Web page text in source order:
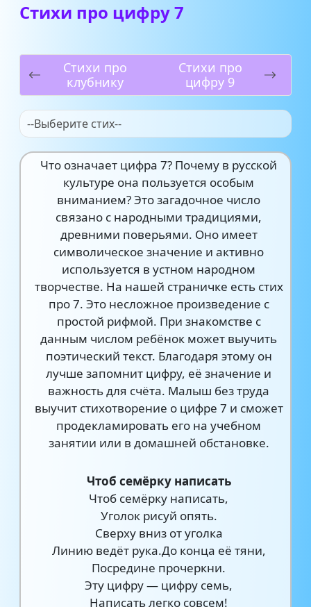
Стихи про цифру 7
Стихи про
клубнику
Стихи про
цифру 9
--Выберите стих--
Что означает цифра 7? Почему в русской
культуре она пользуется особым
вниманием? Это загадочное число
связано с народными традициями,
древними поверьями. Оно имеет
символическое значение и активно
используется в устном народном
творчестве. На нашей страничке есть стих
про 7. Это несложное произведение с
простой рифмой. При знакомстве с
данным числом ребёнок может выучить
поэтический текст. Благодаря этому он
лучше запомнит цифру, её значение и
важность для счёта. Малыш без труда
выучит стихотворение о цифре 7 и сможет
продекламировать его на учебном
занятии или в домашней обстановке.
Чтоб семёрку написать
Чтоб семёрку написать,
Уголок рисуй опять.
Сверху вниз от уголка
Линию ведёт рука.До конца её тяни,
Посредине прочеркни.
Эту цифру — цифру семь,
Написать легко совсем!